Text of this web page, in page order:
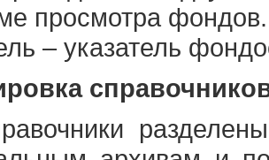
просмотра фондов.
– указатель